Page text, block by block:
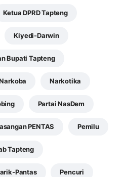
Ketua DPRD Tapteng
Kiyedi-Darwin
Bupati Tapteng
Narkotika
Partai NasDem
PENTAS Pemilu
Tapteng
Pantas Pencuri